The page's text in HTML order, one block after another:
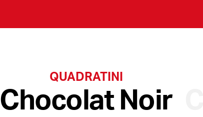
QUADRATINI
Chocolat Noir